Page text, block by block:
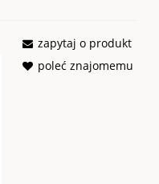
zapytaj o produkt
poleć znajomemu